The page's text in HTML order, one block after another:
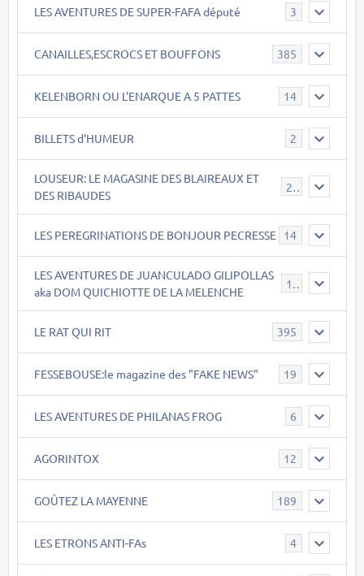
LES AVENTURES DE SUPER-FAFA député 3
CANAILLES,ESCROCS ET BOUFFONS 385
KELENBORN OU L'ENARQUE A 5 PATTES 14
BILLETS d'HUMEUR 2
LOUSEUR: LE MAGASINE DES BLAIREAUX ET
DES RIBAUDES
21
LES PEREGRINATIONS DE BONJOUR PECRESSE 14
LES AVENTURES DE JUANCULADO GILIPOLLAS
aka DOM QUICHIOTTE DE LA MELENCHE
119
LE RAT QUI RIT 395
FESSEBOUSE:le magazine des "FAKE NEWS" 19
LES AVENTURES DE PHILANAS FROG 6
AGORINTOX 12
GOÛTEZ LA MAYENNE 189
LES ETRONS ANTI-FAs 4